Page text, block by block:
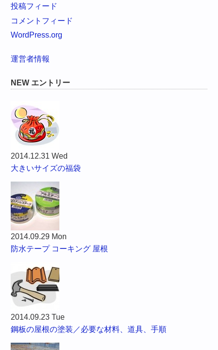
投稿フィード
コメントフィード
WordPress.org
運営者情報
NEW エントリー
2014.12.31 Wed
大きいサイズの福袋
2014.09.29 Mon
防水テープ コーキング 屋根
2014.09.23 Tue
鋼板の屋根の塗装／必要な材料、道具、手順